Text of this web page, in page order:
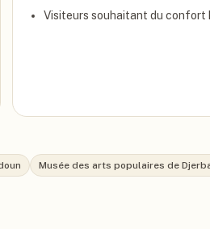
Visiteurs souhaitant du confort
Musée des arts populaires de